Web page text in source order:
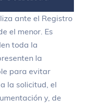
ante el Registro
el menor. Es
toda la
la
para evitar
la solicitud, el
y, de